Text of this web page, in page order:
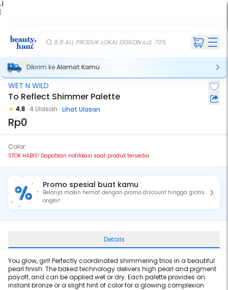
|
8.8 ALL PRODUK LOKAL DISKON s.d. 70%
Dikirim keAlamat Kamu
Stok Habis
WET N WILD
To Reflect Shimmer Palette
4.8 4 Ulasan Lihat Ulasan
Rp0
Color:
STOK HABIS! Dapatkan notifikasi saat produk tersedia
Promo spesial buat kamu
Belanja makin hemat dengan promo discount hingga gratis
ongkir!
Details
You glow, girl! Perfectly coordinated shimmering trios in a beautiful
pearl finish. The baked technology delivers high pearl and pigment
payoff, and can be applied wet or dry. Each palette provides an
instant bronze or a slight hint of color for a glowing complexion